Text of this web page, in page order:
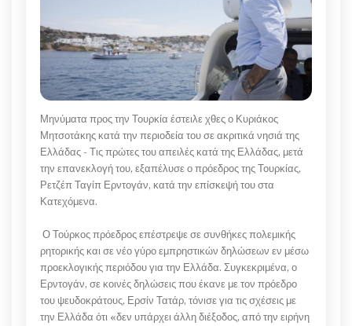
Μηνύματα προς την Τουρκία έστειλε χθες ο Κυριάκος
Μητσοτάκης κατά την περιοδεία του σε ακριτικά νησιά της
Ελλάδας - Τις πρώτες του απειλές κατά της Ελλάδας, μετά
την επανεκλογή του, εξαπέλυσε ο πρόεδρος της Τουρκίας,
Ρετζέπ Ταγίπ Ερντογάν, κατά την επίσκεψή του στα
Κατεχόμενα.
Ο Τούρκος πρόεδρος επέστρεψε σε συνθήκες πολεμικής
ρητορικής και σε νέο γύρο εμπρηστικών δηλώσεων εν μέσω
προεκλογικής περιόδου για την Ελλάδα. Συγκεκριμένα, ο
Ερντογάν, σε κοινές δηλώσεις που έκανε με τον πρόεδρο
του ψευδοκράτους, Ερσίν Τατάρ, τόνισε για τις σχέσεις με
την Ελλάδα ότι «δεν υπάρχει άλλη διέξοδος, από την ειρήνη